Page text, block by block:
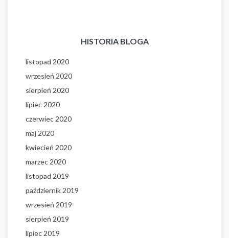
HISTORIA BLOGA
listopad 2020
wrzesień 2020
sierpień 2020
lipiec 2020
czerwiec 2020
maj 2020
kwiecień 2020
marzec 2020
listopad 2019
październik 2019
wrzesień 2019
sierpień 2019
lipiec 2019